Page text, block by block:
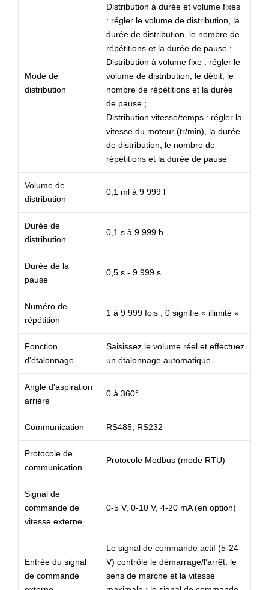
Mode de
distribution
Distribution à durée et volume fixes
: régler le volume de distribution, la
durée de distribution, le nombre de
répétitions et la durée de pause ;
Distribution à volume fixe : régler le
volume de distribution, le débit, le
nombre de répétitions et la durée
de pause ;
Distribution vitesse/temps : régler la
vitesse du moteur (tr/min), la durée
de distribution, le nombre de
répétitions et la durée de pause
Volume de
distribution
0,1 ml à 9 999 l
Durée de
distribution
0,1 s à 9 999 h
Durée de la
pause
0,5 s - 9 999 s
Numéro de
répétition
1 à 9 999 fois ; 0 signifie « illimité »
Fonction
d'étalonnage
Saisissez le volume réel et effectuez
un étalonnage automatique
Angle d'aspiration
arrière
0 à 360°
Communication RS485, RS232
Protocole de
communication
Protocole Modbus (mode RTU)
Signal de
commande de
vitesse externe
0-5 V, 0-10 V, 4-20 mA (en option)
Entrée du signal
de commande
Le signal de commande actif (5-24
V) contrôle le démarrage/l'arrêt, le
sens de marche et la vitesse